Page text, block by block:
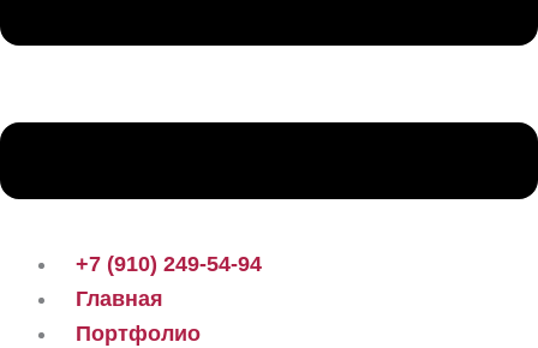
+7 (910) 249-54-94
Главная
Портфолио